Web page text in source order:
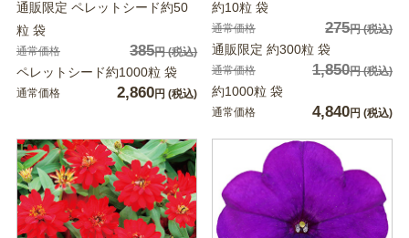
通販限定 ペレットシード約50
粒 袋
通常価格 385円(税込)
ペレットシード約1000粒 袋
通常価格 2,860円 (税込)
約10粒 袋
通常価格 275円(税込)
通販限定 約300粒 袋
通常価格 1,850円(税込)
約1000粒 袋
通常価格 4,840円 (税込)